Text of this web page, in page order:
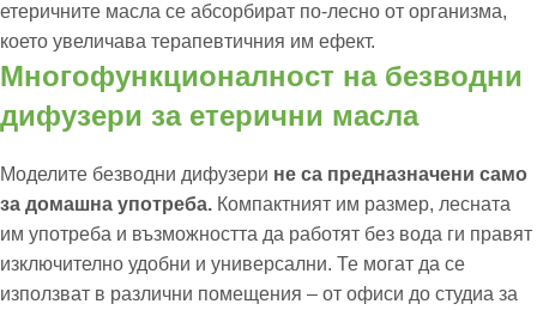
етеричните масла се абсорбират по-лесно от организма,
което увеличава терапевтичния им ефект.
Многофункционалност на безводни
дифузери за етерични масла
Моделите безводни дифузери не са предназначени само
за домашна употреба. Компактният им размер, лесната
им употреба и възможността да работят без вода ги правят
изключително удобни и универсални. Те могат да се
използват в различни помещения – от офиси до студиа за